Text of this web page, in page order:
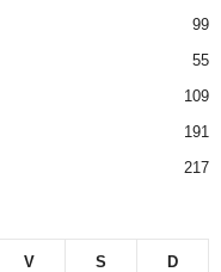
99
55
109
191
217
V S D